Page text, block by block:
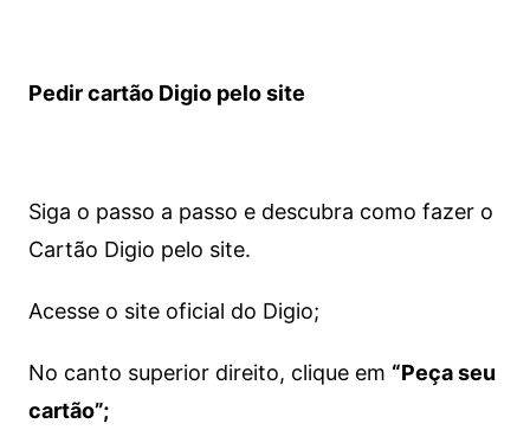
Pedir cartão Digio pelo site
Siga o passo a passo e descubra como fazer o
Cartão Digio pelo site.
Acesse o site oficial do Digio;
No canto superior direito, clique em “Peça seu
cartão”;